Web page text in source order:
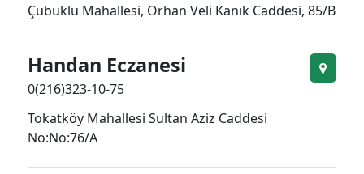
Çubuklu Mahallesi, Orhan Veli Kanık Caddesi, 85/B
Handan Eczanesi
0(216)323-10-75
Tokatköy Mahallesi Sultan Aziz Caddesi
No:No:76/A